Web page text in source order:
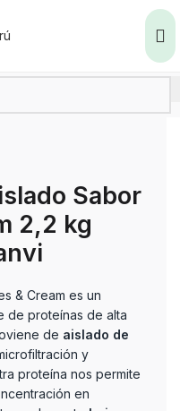
Sabor
2,2 kg
& Cream es un
de proteínas de alta
de aislado de
y
proteína nos permite
en